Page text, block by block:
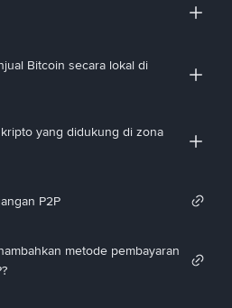
Bitcoin secara lokal di
yang didukung di zona
P2P
metode pembayaran